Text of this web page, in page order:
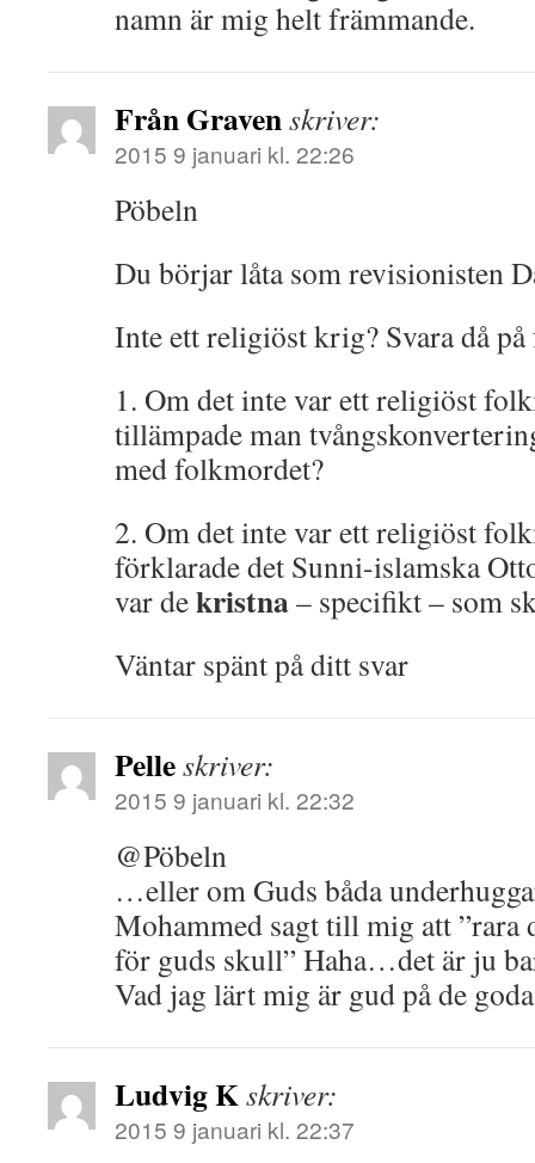
namn är mig helt främmande.
Från Gravenskriver:
2015 9 januari kl. 22:26
Pöbeln
Du börjar låta som revisionisten
Inte ett religiöst krig? Svara då
1. Om det inte var ett religiöst
tillämpade man
med folkmordet?
2. Om det inte var ett religiöst
förklarade det Sunni-islamska
var dekristna– specifikt – som
Väntar spänt på ditt svar
Pelleskriver:
2015 9 januari kl. 22:32
@Pöbeln
…eller om Guds båda
Mohammed sagt till mig att ”rara
för guds skull” Haha…det är ju
Vad jag lärt mig är gud på de
Ludvig Kskriver:
2015 9 januari kl. 22:37